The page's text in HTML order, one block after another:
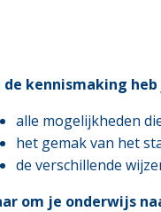
de kennismaking
alle mogelijkheden
het gemak van het
de verschillende
om je onderwijs